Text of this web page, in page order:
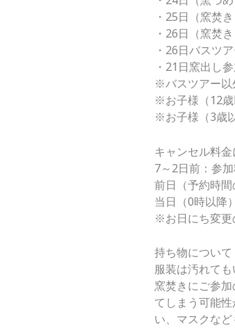
・25日（窯焚
・26日（窯焚
・26日バスツ
・21日窯出し
※バスツアー以
※お子様（12歳
※お子様（3歳
キャンセル料
7～2日前：参
前日（予約時
当日（0時以降
※お日にち変更
持ち物について
服装は汚れても
窯焚きにご参
てしまう可能
い、マスクなど